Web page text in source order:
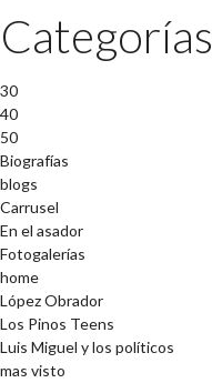
Categorías
30
40
50
Biografías
blogs
Carrusel
En el asador
Fotogalerías
home
López Obrador
Los Pinos Teens
Luis Miguel y los políticos
mas visto